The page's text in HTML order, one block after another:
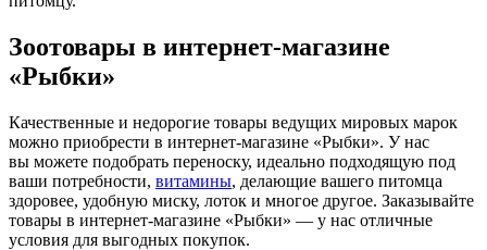
Зоотовары в интернет-магазине
«Рыбки»
Качественные и недорогие товары ведущих мировых марок
можно приобрести в интернет-магазине «Рыбки». У нас
вы можете подобрать переноску, идеально подходящую под
ваши потребности, витамины, делающие вашего питомца
здоровее, удобную миску, лоток и многое другое. Заказывайте
товары в интернет-магазине «Рыбки» — у нас отличные
условия для выгодных покупок.